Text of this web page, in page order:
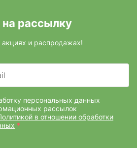
рассылку
акциях и распродажах!
персональных данных
рассылок
в отношении обработки
*